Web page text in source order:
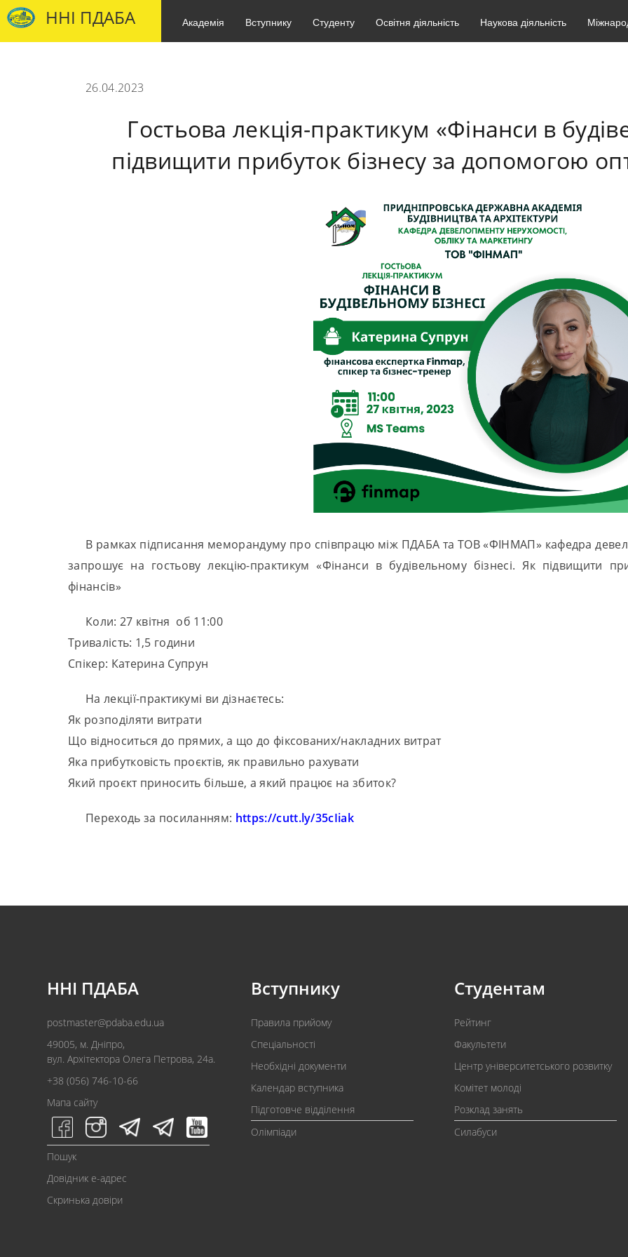
ННІ ПДАБА Академія Вступнику Студенту Освітня діяльність Наукова діяльність
26.04.2023
Гостьова лекція-практикум «Фінанси в
підвищити прибуток бізнесу за допомогою
В рамках підписання меморандуму про співпрацю між ПДАБА та ТОВ «ФІНМАП» кафедра
запрошує на гостьову лекцію-практикум «Фінанси в будівельному бізнесі. Як підвищити
фінансів»
Коли: 27 квітня об 11:00
Тривалість: 1,5 години
Спікер: Катерина Супрун
На лекції-практикумі ви дізнаєтесь:
Як розподіляти витрати
Що відноситься до прямих, а що до фіксованих/накладних витрат
Яка прибутковість проєктів, як правильно рахувати
Який проєкт приносить більше, а який працює на збиток?
Переходь за посиланням: https://cutt.ly/35cIiak
ННІ ПДАБА
postmaster@pdaba.edu.ua
49005, м. Дніпро,
вул. Архітектора Олега Петрова, 24а.
+38 (056) 746-10-66
Мапа сайту
Пошук
Довідник e-адрес
Скринька довіри
Вступнику
Правила прийому
Спеціальності
Необхідні документи
Календар вступника
Підготовче відділення
Олімпіади
Студентам
Рейтинг
Факультети
Центр університетського розвитку
Комітет молоді
Розклад занять
Силабуси